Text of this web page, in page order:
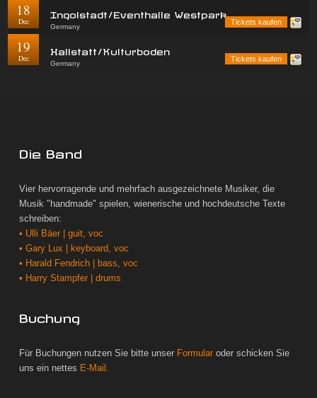
18
Dec
Ingolstadt/Eventhalle Westpark
Germany
Tickets kaufen
19
Dec
Hallstatt/Kulturboden
Germany
Tickets kaufen
Die Band
Vier hervorragende und mehrfach ausgezeichnete Musiker, die
Musik "handmade" spielen, wienerische und hochdeutsche Texte
schreiben:
• Ulli Bäer | guit, voc
• Gary Lux | keyboard, voc
• Harald Fendrich | bass, voc
• Harry Stampfer | drums
Buchung
Für Buchungen nutzen Sie bitte unser Formular oder schicken Sie
uns ein nettes E-Mail.